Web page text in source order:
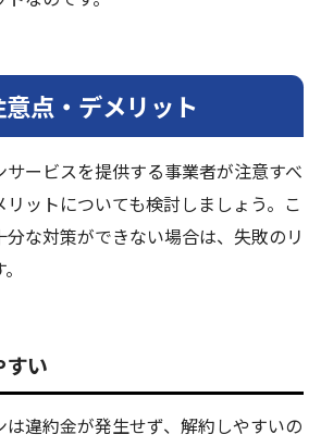
点・デメリット
ービスを提供する事業者が注意すべ
ットについても検討しましょう。こ
な対策ができない場合は、失敗のリ
い
違約金が発生せず、解約しやすいの